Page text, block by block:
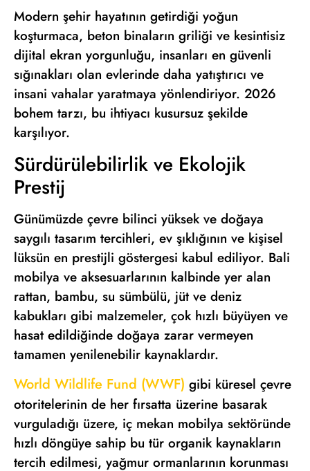
Modern şehir hayatının getirdiği yoğun
koşturmaca, beton binaların griliği ve kesintisiz
dijital ekran yorgunluğu, insanları en güvenli
sığınakları olan evlerinde daha yatıştırıcı ve
insani vahalar yaratmaya yönlendiriyor. 2026
bohem tarzı, bu ihtiyacı kusursuz şekilde
karşılıyor.
Sürdürülebilirlik ve Ekolojik
Prestij
Günümüzde çevre bilinci yüksek ve doğaya
saygılı tasarım tercihleri, ev şıklığının ve kişisel
lüksün en prestijli göstergesi kabul ediliyor. Bali
mobilya ve aksesuarlarının kalbinde yer alan
rattan, bambu, su sümbülü, jüt ve deniz
kabukları gibi malzemeler, çok hızlı büyüyen ve
hasat edildiğinde doğaya zarar vermeyen
tamamen yenilenebilir kaynaklardır.
World Wildlife Fund (WWF) gibi küresel çevre
otoritelerinin de her fırsatta üzerine basarak
vurguladığı üzere, iç mekan mobilya sektöründe
hızlı döngüye sahip bu tür organik kaynakların
tercih edilmesi, yağmur ormanlarının korunması